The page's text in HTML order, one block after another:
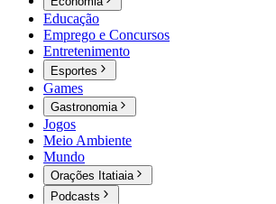
Educação
Emprego e Concursos
Entretenimento
Esportes
Games
Gastronomia
Jogos
Meio Ambiente
Mundo
Orações Itatiaia
Podcasts